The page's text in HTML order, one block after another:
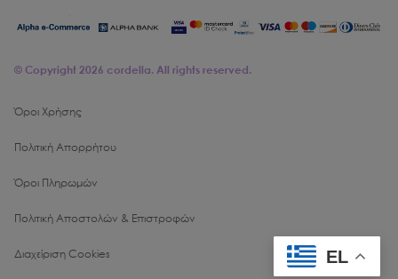
© Copyright 2026 cordella. All rights reserved.
Όροι Χρήσης
Πολιτική Απορρήτου
Όροι Πληρωμών
Πολιτική Αποστολών & Επιστροφών
Διαχείριση Cookies EL